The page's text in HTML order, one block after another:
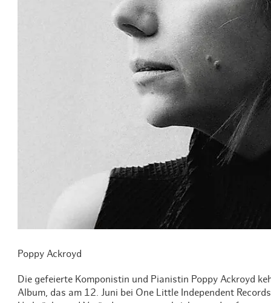
Infos & Mobilität Radfahren in
Routen &
Historisches
Grüne
Erlebnis,
Poppy Ackroyd
Die gefeierte Komponistin und Pianistin Poppy Ackroyd
Album, das am 12. Juni bei One Little Independent